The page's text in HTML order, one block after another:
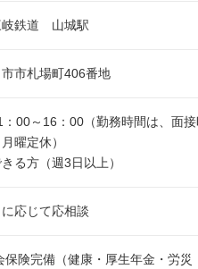
岐鉄道 山城駅
市札場町406番地
00～16：00（勤務時間は、面接
曜定休）
る方（週3日以上）
応じて応相談
険完備（健康・厚生年金・労災